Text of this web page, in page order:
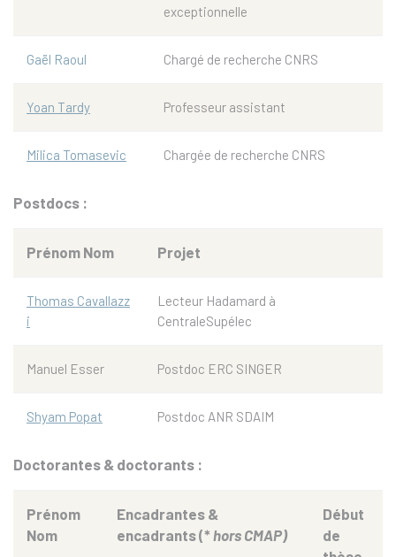
exceptionnelle
Gaël Raoul Chargé de recherche CNRS
Yoan Tardy Professeur assistant
Milica Tomasevic Chargée de recherche CNRS
Postdocs :
Prénom Nom Projet
Thomas Cavallazz
i
Lecteur Hadamard à
CentraleSupélec
Manuel Esser Postdoc ERC SINGER
Shyam Popat Postdoc ANR SDAIM
Doctorantes & doctorants :
Prénom
Nom
Encadrantes &
encadrants (* hors CMAP)
Début
de